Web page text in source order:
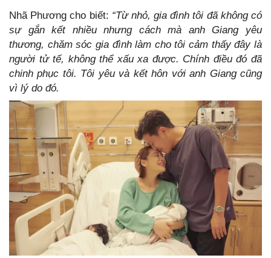
Nhã Phương cho biết: “Từ nhỏ, gia đình tôi đã không có
sự gắn kết nhiều nhưng cách mà anh Giang yêu
thương, chăm sóc gia đình làm cho tôi cảm thấy đây là
người tử tế, không thể xấu xa được. Chính điều đó đã
chinh phục tôi. Tôi yêu và kết hôn với anh Giang cũng
vì lý do đó.